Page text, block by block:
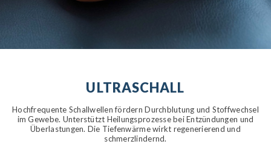
ULTRASCHALL
Hochfrequente Schallwellen fördern Durchblutung und Stoffwechsel
im Gewebe. Unterstützt Heilungsprozesse bei Entzündungen und
Überlastungen. Die Tiefenwärme wirkt regenerierend und
schmerzlindernd.